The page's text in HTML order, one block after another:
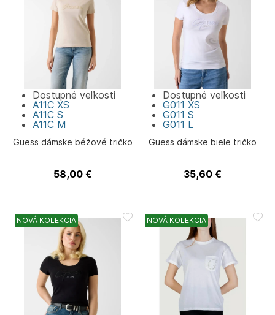
Guess dámske béžové tričko
58,00 €
Dostupné veľkosti
A11C XS
A11C S
A11C M
Guess dámske biele tričko
35,60 €
Dostupné veľkosti
G011 XS
G011 S
G011 L
NOVÁ KOLEKCIA NOVÁ KOLEKCIA